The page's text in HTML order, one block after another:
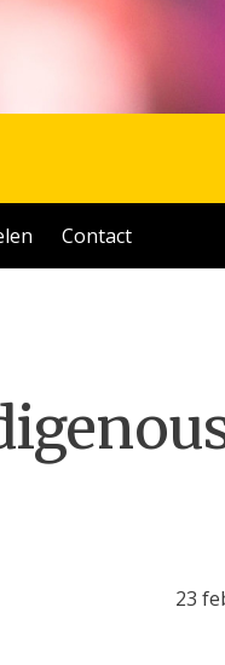
Contact
23